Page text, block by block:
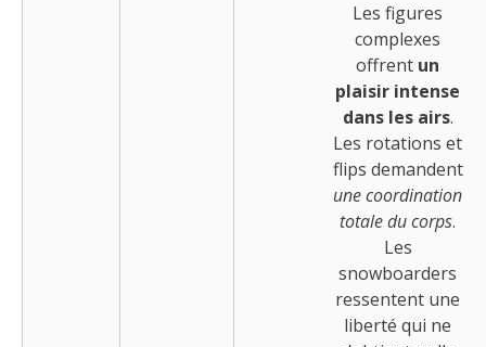
Les figures
complexes
offrent un
plaisir intense
dans les airs.
Les rotations et
flips demandent
une coordination
totale du corps.
Les
snowboarders
ressentent une
liberté qui ne